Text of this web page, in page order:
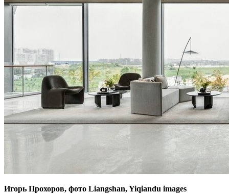
Игорь Прохоров, фото Liangshan, Yiqiandu images